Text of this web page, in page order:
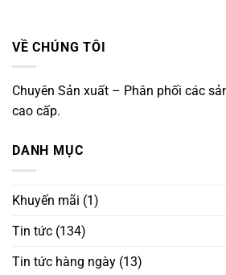
VỀ CHÚNG TÔI
Chuyên Sản xuất – Phân phối các
cao cấp.
DANH MỤC
Khuyến mãi (1)
Tin tức (134)
Tin tức hàng ngày (13)